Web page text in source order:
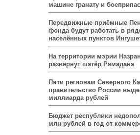
машине гранату и
Передвижные приёмные
фонда будут работать в
населённых пунктов
На территории мэрии
развернут шатёр Рамадана
Пяти регионам Северного
правительство России
миллиарда рублей
Бюджет республики
млн рублей в год от